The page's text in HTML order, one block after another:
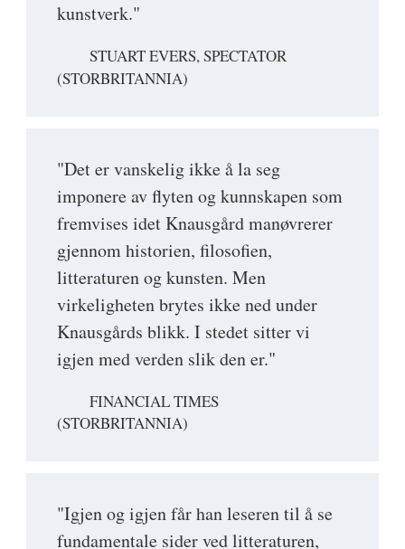
kunstverk."
STUART EVERS, SPECTATOR
(STORBRITANNIA)
"Det er vanskelig ikke å la seg
imponere av flyten og kunnskapen som
fremvises idet Knausgård manøvrerer
gjennom historien, filosofien,
litteraturen og kunsten. Men
virkeligheten brytes ikke ned under
Knausgårds blikk. I stedet sitter vi
igjen med verden slik den er."
FINANCIAL TIMES
(STORBRITANNIA)
"Igjen og igjen får han leseren til å se
fundamentale sider ved litteraturen,